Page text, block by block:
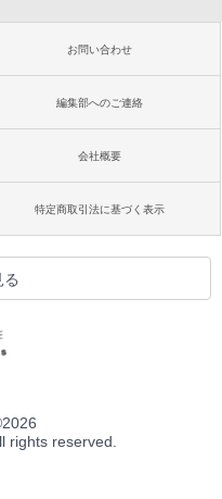
お問い合わせ
編集部へのご連絡
会社概要
特定商取引法に基づく表示
る
2026
rights reserved.